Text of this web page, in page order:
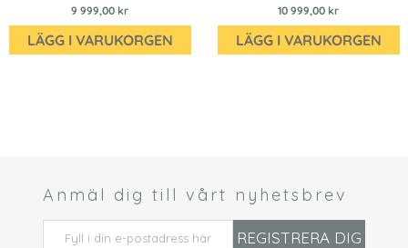
9 999,00 kr
LÄGG I VARUKORGEN
10 999,00 kr
LÄGG I VARUKORGEN
Anmäl dig till vårt nyhetsbrev
REGISTRERA DIG